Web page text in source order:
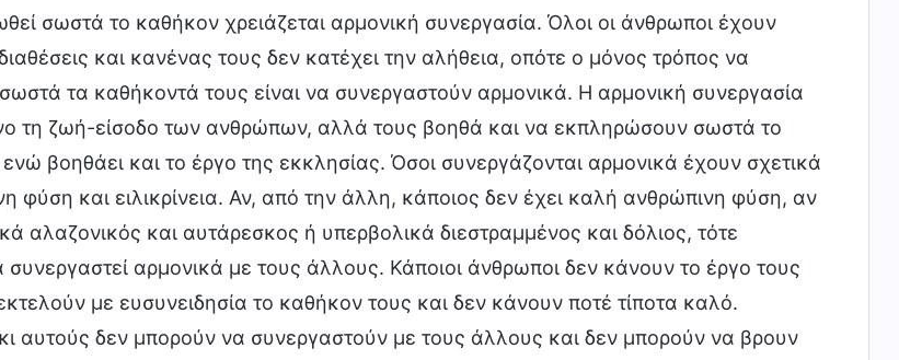
σωστά το καθήκον χρειάζεται αρμονική συνεργασία. Όλοι οι άνθρωποι έχουν
και κανένας τους δεν κατέχει την αλήθεια, οπότε ο μόνος τρόπος να
τα καθήκοντά τους είναι να συνεργαστούν αρμονικά. Η αρμονική συνεργασία
τη ζωή-είσοδο των ανθρώπων, αλλά τους βοηθά και να εκπληρώσουν σωστά το
βοηθάει και το έργο της εκκλησίας. Όσοι συνεργάζονται αρμονικά έχουν σχετικά
φύση και ειλικρίνεια. Αν, από την άλλη, κάποιος δεν έχει καλή ανθρώπινη φύση, αν
αλαζονικός και αυτάρεσκος ή υπερβολικά διεστραμμένος και δόλιος, τότε
συνεργαστεί αρμονικά με τους άλλους. Κάποιοι άνθρωποι δεν κάνουν το έργο τους
εκτελούν με ευσυνειδησία το καθήκον τους και δεν κάνουν ποτέ τίποτα καλό.
αυτούς δεν μπορούν να συνεργαστούν με τους άλλους και δεν μπορούν να βρουν